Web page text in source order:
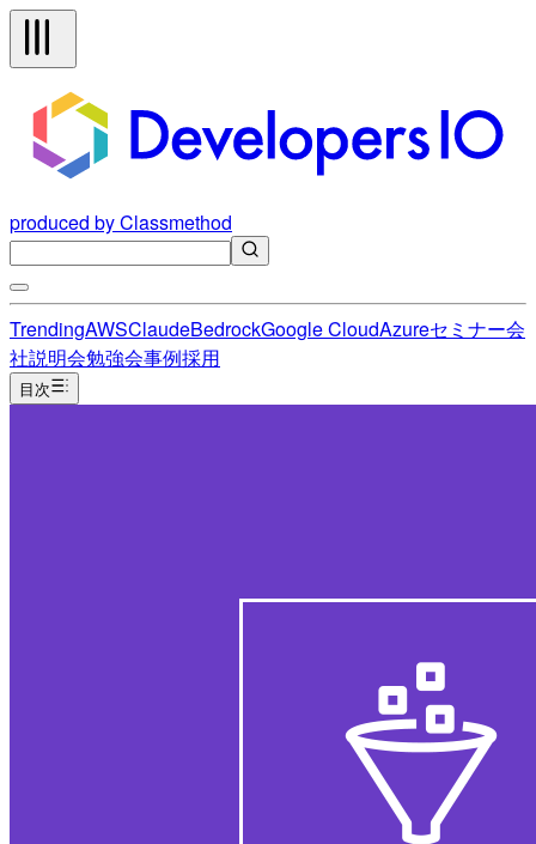
produced by Classmethod
TrendingAWSClaudeBedrockGoogle CloudAzureセミナー会
社説明会勉強会事例採用
目次